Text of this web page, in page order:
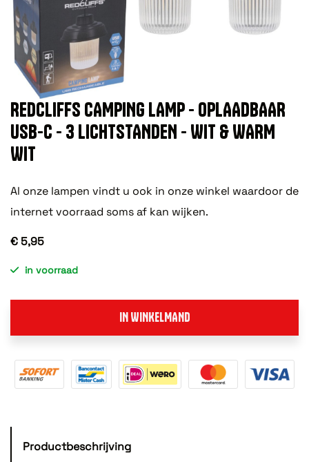
REDCLIFFS CAMPING LAMP - OPLAADBAAR
USB-C - 3 LICHTSTANDEN - WIT & WARM
WIT
Al onze lampen vindt u ook in onze winkel waardoor de
internet voorraad soms af kan wijken.
€ 5,95
in voorraad
IN WINKELMAND
Productbeschrijving